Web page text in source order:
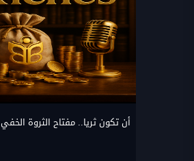
أن تكون ثريا.. مفتاح الثروة الخفي